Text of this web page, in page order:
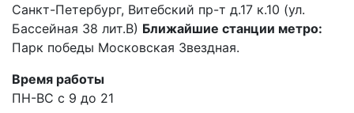
Санкт-Петербург, Витебский пр-т д.17 к.10 (ул.
Бассейная 38 лит.В) Ближайшие станции метро:
Парк победы Московская Звездная.
Время работы
ПН-ВС с 9 до 21